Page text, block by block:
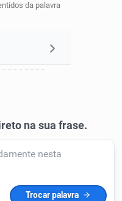
da palavra